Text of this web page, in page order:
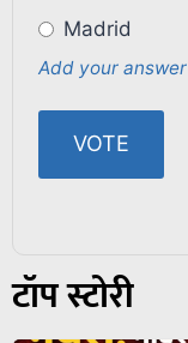
Madrid
Add your answer
टॉप स्टोरी